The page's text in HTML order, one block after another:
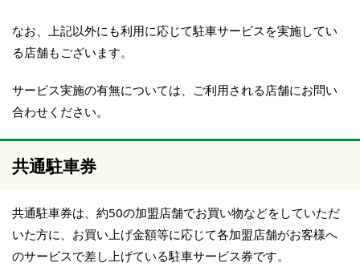
なお、上記以外にも利用に応じて駐車サービスを実施してい
る店舗もございます。
サービス実施の有無については、ご利用される店舗にお問い
合わせください。
共通駐車券
共通駐車券は、約50の加盟店舗でお買い物などをしていただ
いた方に、お買い上げ金額等に応じて各加盟店舗がお客様へ
のサービスで差し上げている駐車サービス券です。